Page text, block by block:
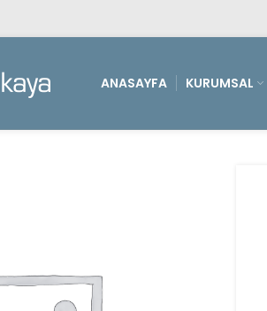
ANASAYFA KURUMSAL